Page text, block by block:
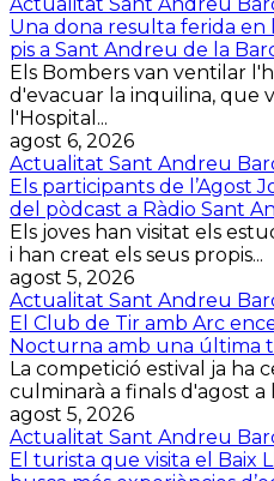
Una dona resulta ferida en
pis a Sant Andreu de la
Els Bombers van ventilar
d'evacuar la inquilina, que
l'Hospital...
agost 6, 2026
Actualitat Sant Andreu
Els participants de l’Agost
del pòdcast a Ràdio Sant
Els joves han visitat els
i han creat els seus propis...
agost 5, 2026
Actualitat Sant Andreu
El Club de Tir amb Arc
Nocturna amb una última
La competició estival ja ha
culminarà a finals d'agost a
agost 5, 2026
Actualitat Sant Andreu
El turista que visita el Baix